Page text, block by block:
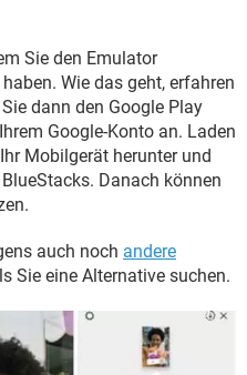
Sie den Emulator
Wie das geht, erfahren
dann den Google Play
Google-Konto an. Laden
Mobilgerät herunter und
Danach können
auch noch andere
Sie eine Alternative suchen.